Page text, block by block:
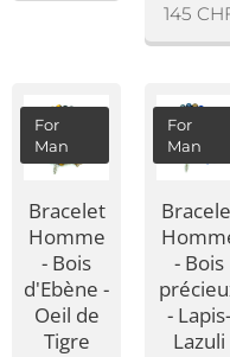
145
Bracelet
Homme
- Bois
d'Ebène -
Oeil de
Tigre
For
Man
- Bois
- Lapis-
Lazuli
For
Man